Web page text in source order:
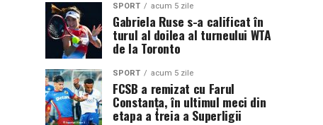
SPORT acum 5 zile
Gabriela Ruse s-a calificat în
turul al doilea al turneului WTA
de la Toronto
SPORT acum 5 zile
FCSB a remizat cu Farul
Constanța, în ultimul meci din
etapa a treia a Superligii